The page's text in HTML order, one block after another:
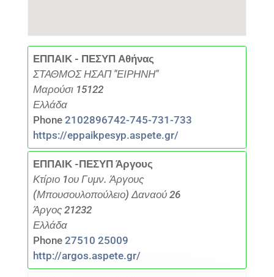
ΕΠΠΑΙΚ - ΠΕΣΥΠ Αθήνας
ΣΤΑΘΜΟΣ ΗΣΑΠ "ΕΙΡΗΝΗ"
Μαρούσι 15122
Ελλάδα
Phone 2102896742-745-731-733
https://eppaikpesyp.aspete.gr/
ΕΠΠΑΙΚ -ΠΕΣΥΠ Άργους
Κτίριο 1ου Γυμν. Άργους
(Μπουσουλοπούλειο) Δαναού 26
Άργος 21232
Ελλάδα
Phone 27510 25009
http://argos.aspete.gr/